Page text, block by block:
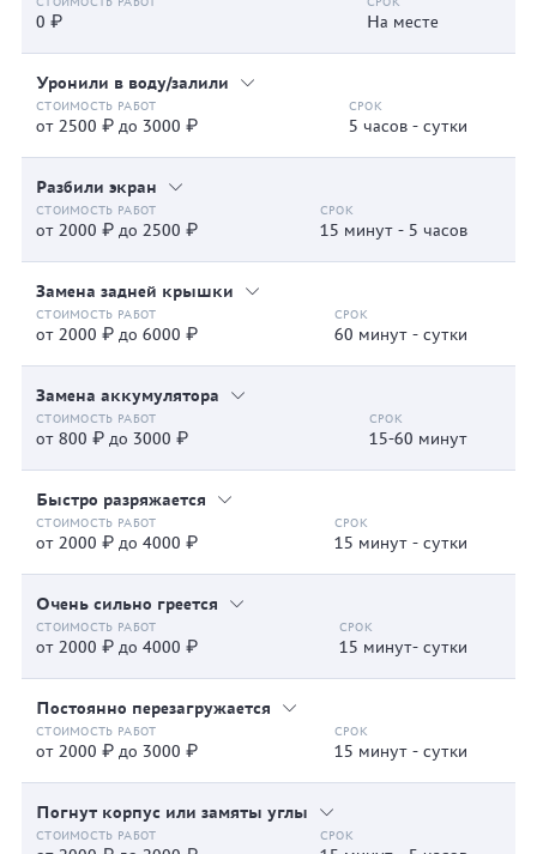
0 ₽ На месте
Уронили в воду/залили
от 2500 ₽ до 3000 ₽ 5 часов - сутки
Разбили экран
от 2000 ₽ до 2500 ₽ 15 минут - 5 часов
Замена задней крышки
от 2000 ₽ до 6000 ₽ 60 минут - сутки
Замена аккумулятора
от 800 ₽ до 3000 ₽ 15-60 минут
Быстро разряжается
от 2000 ₽ до 4000 ₽ 15 минут - сутки
Очень сильно греется
от 2000 ₽ до 4000 ₽ 15 минут- сутки
Постоянно перезагружается
от 2000 ₽ до 3000 ₽ 15 минут - сутки
Погнут корпус или замяты углы